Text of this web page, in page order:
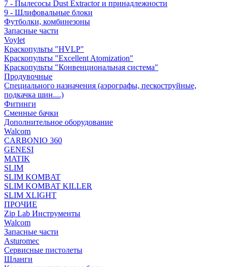
7 - Пылесосы Dust Extractor и принадлежности
9 - Шлифовальные блоки
Футболки, комбинезоны
Запасные части
Voylet
Краскопульты "HVLP"
Краскопульты "Excellent Atomization"
Краскопульты "Конвенциональная система"
Продувочные
Специального назначения (аэрографы, пескоструйные,
подкачка шин....)
Фитинги
Сменные бачки
Дополнительное оборудование
Walcom
CARBONIO 360
GENESI
MATIK
SLIM
SLIM KOMBAT
SLIM KOMBAT KILLER
SLIM XLIGHT
ПРОЧИЕ
Zip Lab Инструменты
Walсom
Запасные части
Asturomec
Сервисные пистолеты
Шланги